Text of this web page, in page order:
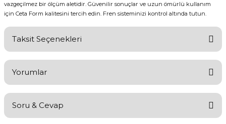
vazgeçilmez bir ölçüm aletidir. Güvenilir sonuçlar ve uzun ömürlü kullanım
için Ceta Form kalitesini tercih edin. Fren sisteminizi kontrol altında tutun.
Taksit Seçenekleri
Yorumlar
Soru & Cevap